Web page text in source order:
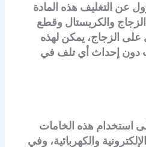
عن التغليف هذه المادة
الزجاج والكريستال وقطع
على الزجاج، يمكن لهذه
دون إحداث أي تلف في
استخدام هذه الخامات
والكهربائية، وفي